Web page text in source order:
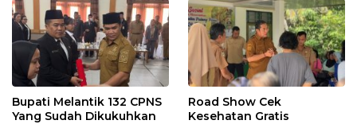
Bupati Melantik 132 CPNS
Yang Sudah Dikukuhkan
Road Show Cek
Kesehatan Gratis